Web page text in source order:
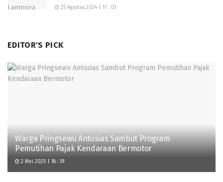
25 Agustus 2024 | 17 : 03
EDITOR'S PICK
Warga Pringsewu Antusias Sambut Program
Pemutihan Pajak Kendaraan Bermotor
2 Mei 2025 | 18 : 39